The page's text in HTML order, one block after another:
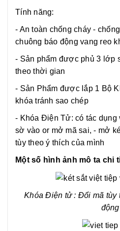
Tính năng:
- An toàn chống cháy -
chuông báo động vang reo
- Sản phẩm được phủ 3 lớp
theo thời gian
- Sản Phẩm được lắp 1 Bộ
khóa tránh sao chép
- Khóa Điện Tử: có tác
sờ vào or mở mã sai, - mở
tùy theo ý thích của mình
Một số hình ảnh mô ta chi
Khóa Điện tử : Đổi mã tùy
động